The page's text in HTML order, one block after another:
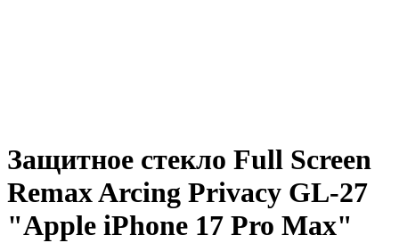
Защитное стекло Full Screen
Remax Arcing Privacy GL-27
"Apple iPhone 17 Pro Max"